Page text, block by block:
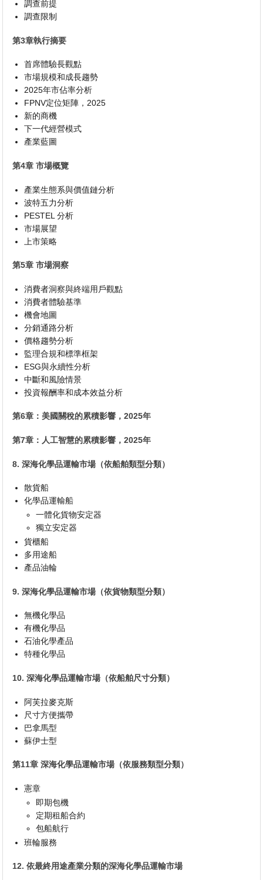
調查前提
調查限制
第3章執行摘要
首席體驗長觀點
市場規模和成長趨勢
2025年市佔率分析
FPNV定位矩陣，2025
新的商機
下一代經營模式
產業藍圖
第4章 市場概覽
產業生態系與價值鏈分析
波特五力分析
PESTEL 分析
市場展望
上市策略
第5章 市場洞察
消費者洞察與終端用戶觀點
消費者體驗基準
機會地圖
分銷通路分析
價格趨勢分析
監理合規和標準框架
ESG與永續性分析
中斷和風險情景
投資報酬率和成本效益分析
第6章：美國關稅的累積影響，2025年
第7章：人工智慧的累積影響，2025年
8. 深海化學品運輸市場（依船舶類型分類）
散貨船
化學品運輸船
一體化貨物安定器
獨立安定器
貨櫃船
多用途船
產品油輪
9. 深海化學品運輸市場（依貨物類型分類）
無機化學品
有機化學品
石油化學產品
特種化學品
10. 深海化學品運輸市場（依船舶尺寸分類）
阿芙拉麥克斯
尺寸方便攜帶
巴拿馬型
蘇伊士型
第11章 深海化學品運輸市場（依服務類型分類）
憲章
即期包機
定期租船合約
包船航行
班輪服務
12. 依最終用途產業分類的深海化學品運輸市場